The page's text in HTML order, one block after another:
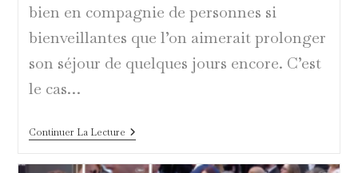
bien en compagnie de personnes si
bienveillantes que l’on aimerait prolonger
son séjour de quelques jours encore. C’est
le cas…
Continuer La LectureLe
Capsol